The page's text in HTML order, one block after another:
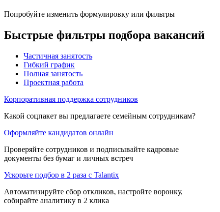
Попробуйте изменить формулировку или фильтры
Быстрые фильтры подбора вакансий
Частичная занятость
Гибкий график
Полная занятость
Проектная работа
Корпоративная поддержка сотрудников
Какой соцпакет вы предлагаете семейным сотрудникам?
Оформляйте кандидатов онлайн
Проверяйте сотрудников и подписывайте кадровые
документы без бумаг и личных встреч
Ускорьте подбор в 2 раза с Talantix
Автоматизируйте сбор откликов, настройте воронку,
собирайте аналитику в 2 клика